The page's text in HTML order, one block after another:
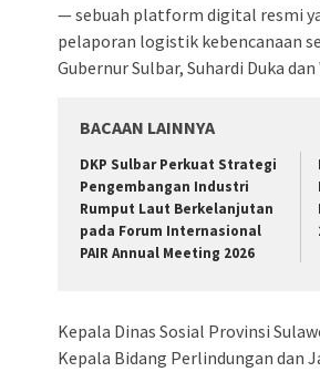
— sebuah platform digital resmi
pelaporan logistik kebencanaan
Gubernur Sulbar, Suhardi Duka
BACAAN LAINNYA
DKP Sulbar Perkuat Strategi
Pengembangan Industri
Rumput Laut Berkelanjutan
pada Forum Internasional
PAIR Annual Meeting 2026
Kepala Dinas Sosial Provinsi
Kepala Bidang Perlindungan dan